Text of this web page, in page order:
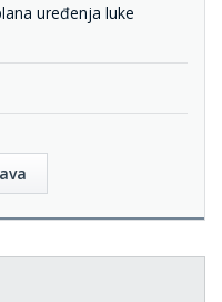
uređenja luke